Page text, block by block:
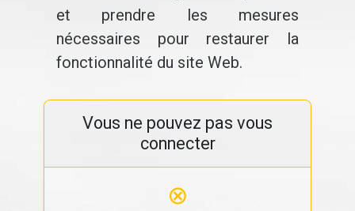
et prendre les mesures
nécessaires pour restaurer la
fonctionnalité du site Web.
Vous ne pouvez pas vous
connecter
⊗